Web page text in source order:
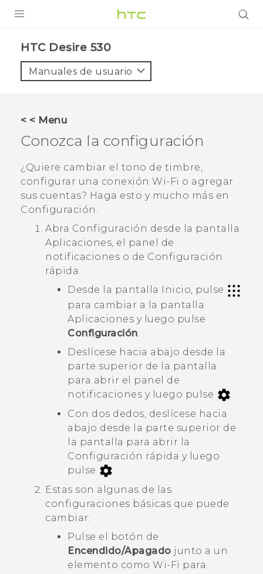
VIVE
AYUDA
HTC Devices & Accessories
Video Tutorials
HTC Desire 530‎
Manuales de usuario
< < Menu
Conozca la configuración
¿Quiere cambiar el tono de timbre,
configurar una conexión Wi‍-Fi o agregar
sus cuentas? Haga esto y mucho más en
Configuración.
Abra Configuración desde la pantalla
Aplicaciones, el panel de
notificaciones o de Configuración
rápida.
Desde la pantalla Inicio, pulse
para cambiar a la pantalla
Aplicaciones y luego pulse
Configuración
Deslícese hacia abajo desde la
parte superior de la pantalla
para abrir el panel de
notificaciones y luego pulse
Con dos dedos, deslícese hacia
abajo desde la parte superior de
la pantalla para abrir la
Configuración rápida y luego
pulse
.
Estas son algunas de las
configuraciones básicas que puede
cambiar:
Pulse el botón de
Encendido/Apagado junto a un
elemento como Wi-Fi para